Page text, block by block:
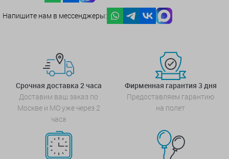
Напишите нам в мессенджеры:
Срочная доставка 2 часа
Доставим ваш заказ по
Москве и МО уже через 2
часа
Фирменная гарантия 3 дня
Предоставляем гарантию
на полет